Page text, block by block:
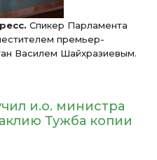
Спикер Парламента
премьер-
Василем Шайхразиевым.
и.о. министра
Тужба копии